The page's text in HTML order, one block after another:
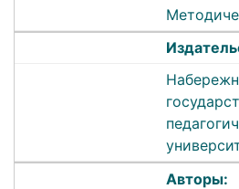
Авторы: